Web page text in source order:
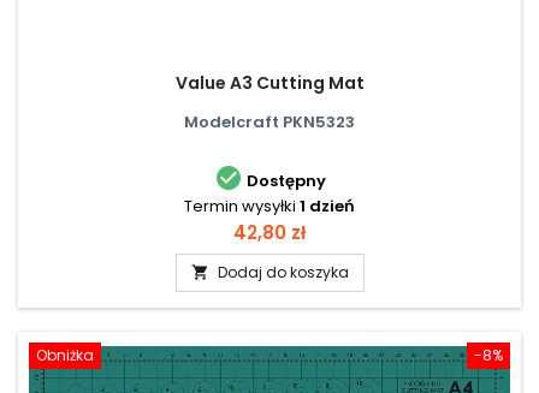
Value A3 Cutting Mat
Modelcraft PKN5323
 Dostępny
Termin wysyłki 1 dzień
Cena
42,80 zł
 Dodaj do koszyka
-8%
Obniżka